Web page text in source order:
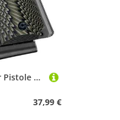
Guuun 1911 Griffe für Pistole 1911 Griffschalen Full Size Grips Gewehr-Hartschalenkoffer G10 Griffe Ambi Safety Cut Big Scoop Sunburst Texture
37,99 €